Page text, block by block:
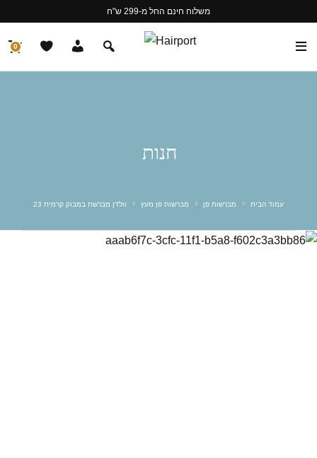
משלוח חינם החל מ-299 ש"ח
0
חנות
עמוד הבית מברשות פן מברשות פן מעץ וולדן מברשת במבוק קרמית 23